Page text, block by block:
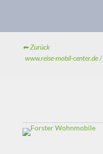
⬅ Zurück
www.reise-mobil-center.de /